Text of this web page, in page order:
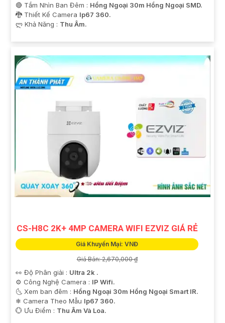
🔴 Tầm Nhìn Ban Đêm : Hồng Ngoại 30m Hồng Ngoại SMD.
🐉️ Thiết Kế Camera Ip67 360.
️ლ Khả Năng : Thu Âm.
CS-H8C 2K+ 4MP CAMERA WIFI EZVIZ GIÁ RẺ
Giá Khuyến Mại: VNĐ
Giá Bán: 2,670,000 ₫
👀 Độ Phân giải : Ultra 2k .
⚙ Công Nghệ Camera : IP Wifi.
🌜 Xem ban đêm : Hồng Ngoại 30m Hồng Ngoại Smart IR.
❄ Camera Theo Mẫu Ip67 360.
️💮 Ưu Điểm : Thu Âm Và Loa.